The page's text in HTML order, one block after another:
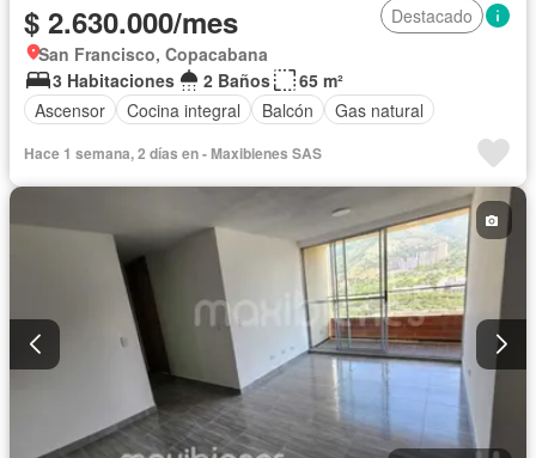
$ 2.630.000/mes
Destacado
San Francisco, Copacabana
3 Habitaciones
2 Baños
65 m²
Ascensor
Cocina integral Balcón Gas natural
Hace 1 semana, 2 días en - Maxibienes SAS